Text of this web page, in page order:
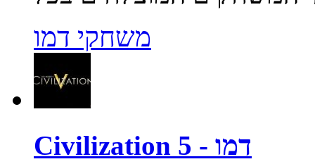
משחקי דמו
Civilization 5 - דמו